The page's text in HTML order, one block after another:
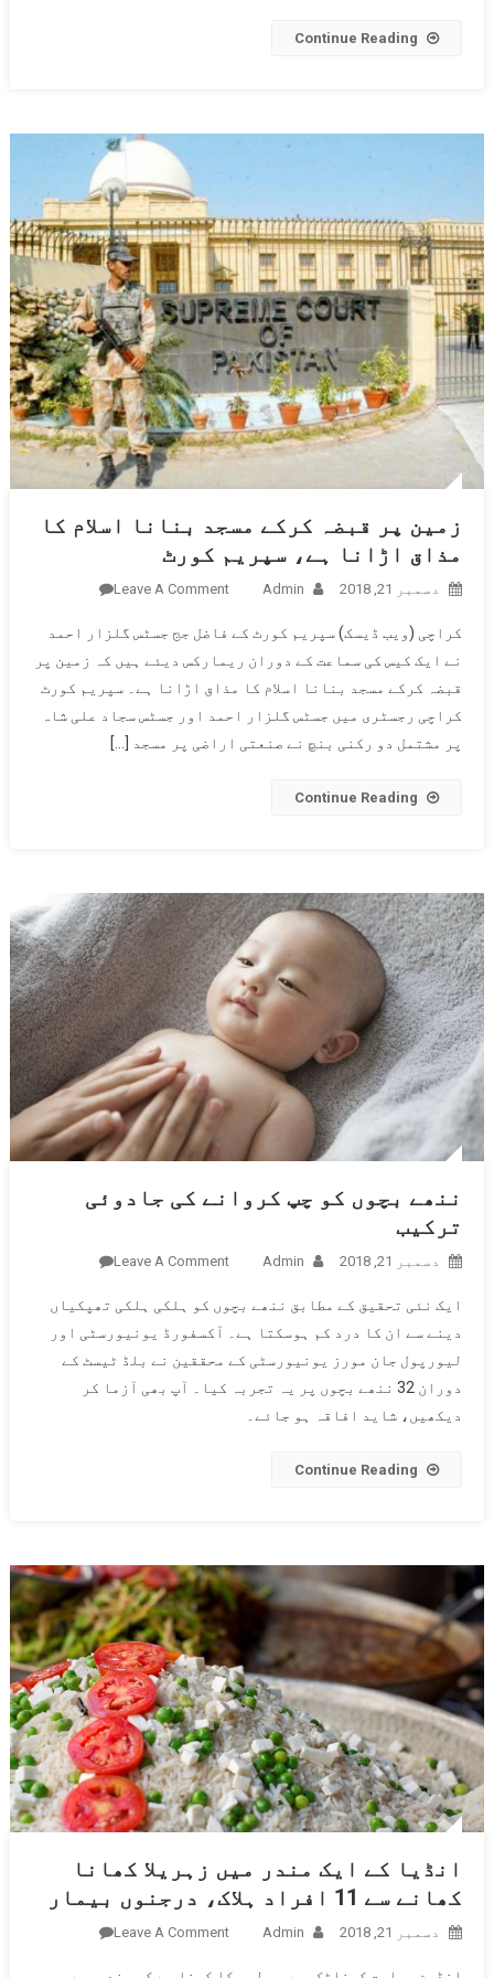
Continue Reading
زمین پر قبضہ کرکے مسجد بنانا اسلام کا
مذاق اڑانا ہے، سپریم کورٹ
دسمبر 21, 2018 Admin
Leave A Comment
کرکے
مسجد
بنانا
اسلام کا
کراچی (ویب ڈیسک) سپریم کورٹ کے فاضل جج جسٹس گلزار احمد
نے ایک کیس کی سماعت کے دوران ریمارکس دیئے ہیں کہ زمین پر
قبضہ کرکے مسجد بنانا اسلام کا مذاق اڑانا ہے۔ سپریم کورٹ
کراچی رجسٹری میں جسٹس گلزار احمد اور جسٹس سجاد علی شاہ
پر مشتمل دو رکنی بنچ نے صنعتی اراضی پر مسجد […]
Continue Reading
ننھے بچوں کو چپ کروانے کی جادوئی
ترکیب
دسمبر 21, 2018 Admin
Leave A Comment
چپ
کروانے
کی
جادوئی
ایک نئی تحقیق کے مطابق ننھے بچوں کو ہلکی ہلکی تھپکیاں
دینے سے ان کا درد کم ہوسکتا ہے۔ آکسفورڈ یونیورسٹی اور
لیورپول جان مورز یونیورسٹی کے محققین نے بلڈ ٹیسٹ کے
دوران 32 ننھے بچوں پر یہ تجربہ کیا۔ آپ بھی آزما کر
دیکھیں، شاید افاقہ ہو جائے۔
Continue Reading
انڈیا کے ایک مندر میں زہریلا کھانا
کھانے سے 11 افراد ہلاک، درجنوں بیمار
دسمبر 21, 2018 Admin
Leave A Comment